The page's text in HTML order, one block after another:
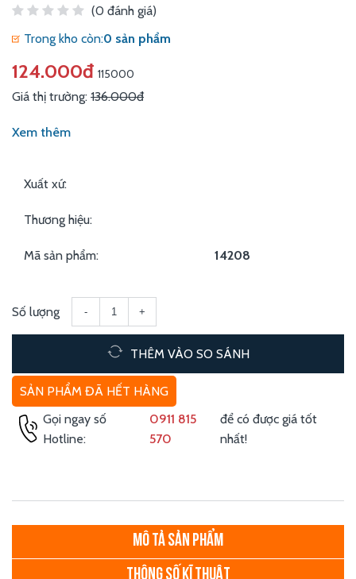
(0 đánh giá)
Trong kho còn:0 sản phẩm
124.000đ 115000
Giá thị trường: 136.000đ
Xem thêm
Xuất xứ:
Thương hiệu:
Mã sản phẩm: 14208
Số lượng - +
THÊM VÀO SO SÁNH
SẢN PHẨM ĐÃ HẾT HÀNG
Gọi ngay số
Hotline:
0911 815
570
để có được giá tốt
nhất!
MÔ TẢ SẢN PHẨM